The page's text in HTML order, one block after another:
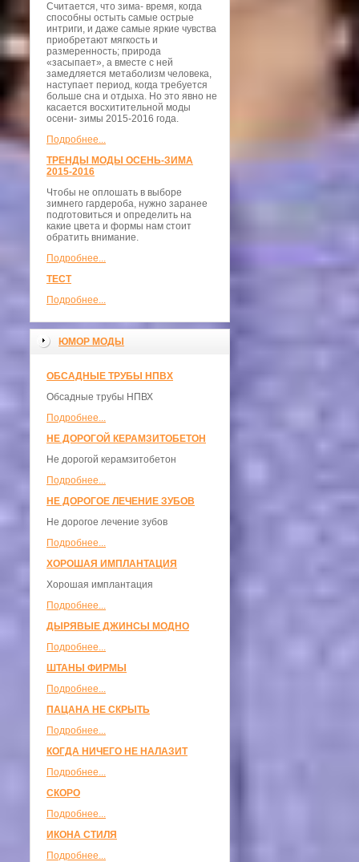
Считается, что зима- время, когда
способны остыть самые острые
интриги, и даже самые яркие чувства
приобретают мягкость и
размеренность; природа
«засыпает», а вместе с ней
замедляется метаболизм человека,
наступает период, когда требуется
больше сна и отдыха. Но это явно не
касается восхитительной моды
осени- зимы 2015-2016 года.
Подробнее...
ТРЕНДЫ МОДЫ ОСЕНЬ-ЗИМА
2015-2016
Чтобы не оплошать в выборе
зимнего гардероба, нужно заранее
подготовиться и определить на
какие цвета и формы нам стоит
обратить внимание.
Подробнее...
ТЕСТ
Подробнее...
ЮМОР МОДЫ
ОБСАДНЫЕ ТРУБЫ НПВХ
Обсадные трубы НПВХ
Подробнее...
НЕ ДОРОГОЙ КЕРАМЗИТОБЕТОН
Не дорогой керамзитобетон
Подробнее...
НЕ ДОРОГОЕ ЛЕЧЕНИЕ ЗУБОВ
Не дорогое лечение зубов
Подробнее...
ХОРОШАЯ ИМПЛАНТАЦИЯ
Хорошая имплантация
Подробнее...
ДЫРЯВЫЕ ДЖИНСЫ МОДНО
Подробнее...
ШТАНЫ ФИРМЫ
Подробнее...
ПАЦАНА НЕ СКРЫТЬ
Подробнее...
КОГДА НИЧЕГО НЕ НАЛАЗИТ
Подробнее...
СКОРО
Подробнее...
ИКОНА СТИЛЯ
Подробнее...